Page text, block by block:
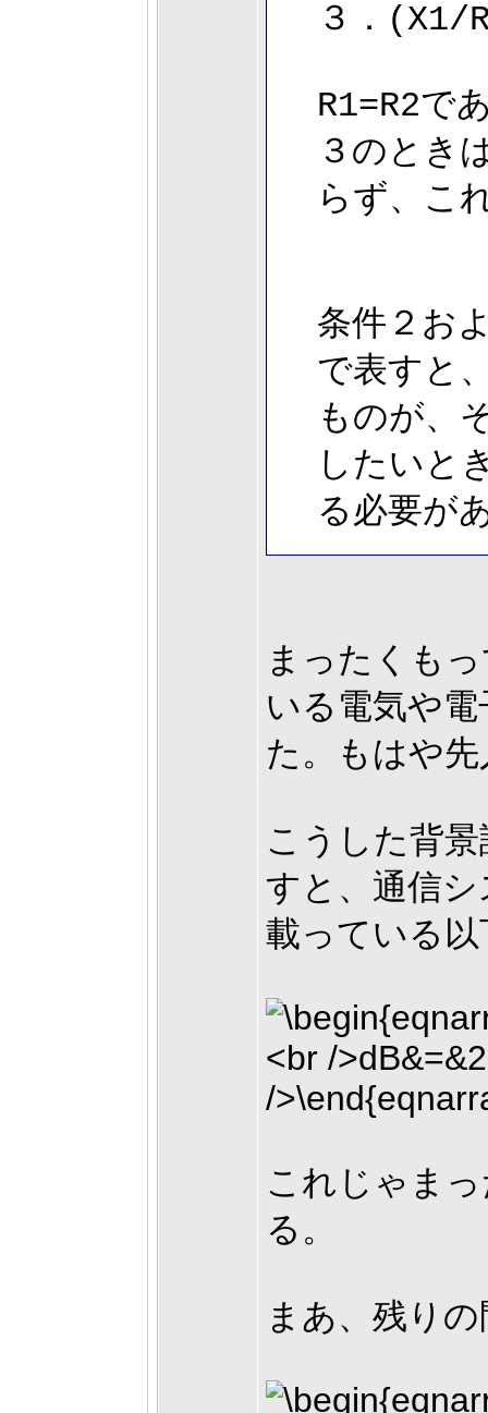
３．(X1/
R1=R2で
３のとき
らず、こ
条件２お
で表すと
ものが、
したいと
る必要が
まったくも
いる電気や
た。もはや
こうした背
すと、通信
載っている
これじゃま
る。
まあ、残り